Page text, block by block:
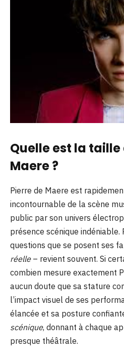
Quelle est la taille
Maere ?
Pierre de Maere est
incontournable de la scène
public par son univers
présence scénique
questions que se posent ses
réelle– revient souvent. Si
combien mesure exactement
aucun doute que sa stature
l’impact visuel de ses
élancée et sa posture
scénique, donnant à chaque
presque théâtrale.